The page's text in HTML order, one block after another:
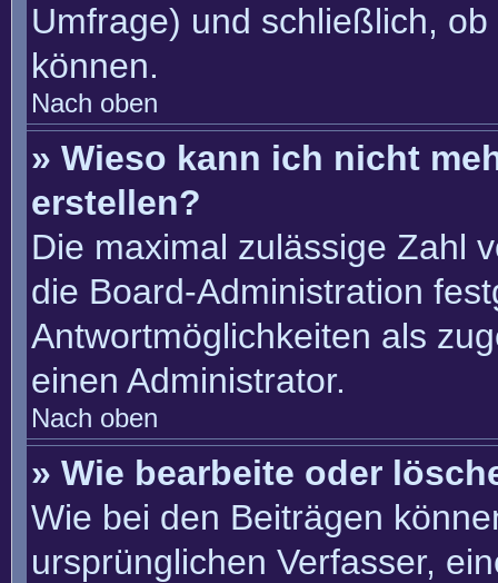
Umfrage) und schließlich,
können.
Nach oben
» Wieso kann ich nicht
erstellen?
Die maximal zulässige Zahl
die Board-Administration
Antwortmöglichkeiten als
einen Administrator.
Nach oben
» Wie bearbeite oder
Wie bei den Beiträgen
ursprünglichen Verfasser,